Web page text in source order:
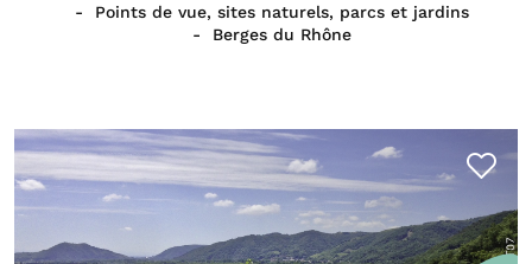
Points de vue, sites naturels, parcs et jardins
Berges du Rhône